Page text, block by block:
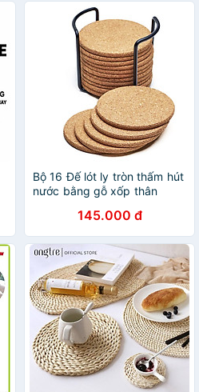
Bộ 16 Đế lót ly tròn thấm hút
nước bằng gỗ xốp thân
(không logo) - Hàng chính
hãng
145.000 đ